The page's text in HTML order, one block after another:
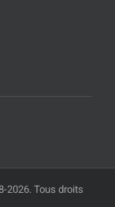
2026. Tous droits